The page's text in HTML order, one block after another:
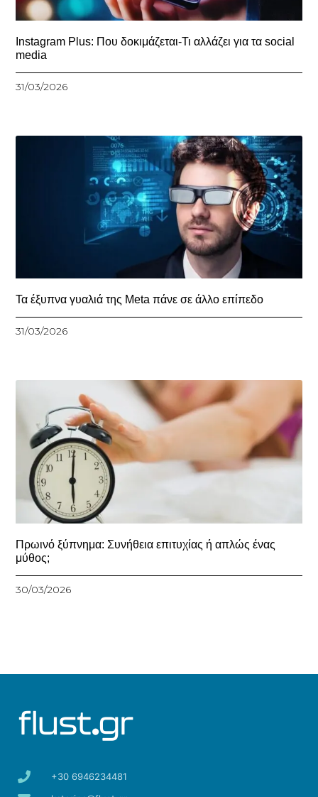
Instagram Plus: Που δοκιμάζεται-Τι αλλάζει για τα social
media
31/03/2026
Τα έξυπνα γυαλιά της Meta πάνε σε άλλο επίπεδο
31/03/2026
Πρωινό ξύπνημα: Συνήθεια επιτυχίας ή απλώς ένας
μύθος;
30/03/2026
+30 6946234481